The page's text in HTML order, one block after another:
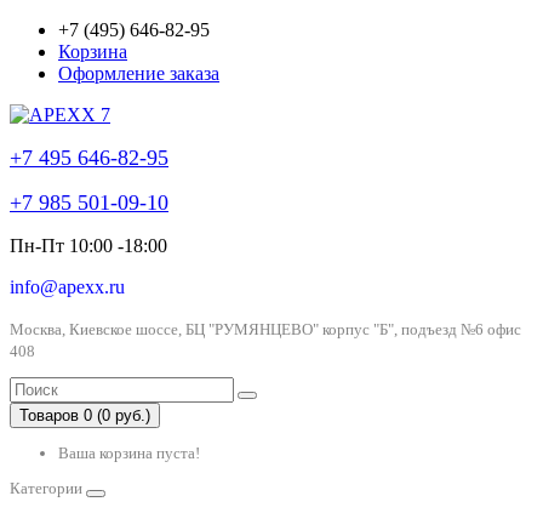
+7 (495) 646-82-95
Корзина
Оформление заказа
+7 495 646-82-95
+7 985 501-09-10
Пн-Пт 10:00 -18:00
info@apexx.ru
Москва, Киевское шоссе, БЦ "РУМЯНЦЕВО" корпус "Б", подъезд №6 офис
408
Товаров 0 (0 руб.)
Ваша корзина пуста!
Категории